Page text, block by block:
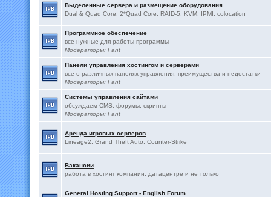
Выделенные сервера и размещение оборудования
Dual & Quad Core, 2*Quad Core, RAID-5, KVM, IPMI, colocation
Программное обеспечение
все нужные для работы программы
Модераторы: Fant
Панели управления хостингом и серверами
все о различных панелях управления, преимущества и недостатки
Модераторы: Fant
Системы управления сайтами
обсуждаем CMS, форумы, скрипты
Модераторы: Fant
Аренда игровых серверов
Lineage2, Grand Theft Auto, Counter-Strike
Вакансии
работа в хостинг компании, датацентре и не только
General Hosting Support - English Forum